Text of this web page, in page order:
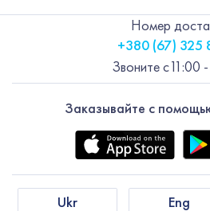
Заказывайте с
Ukr Eng
Номер
+380 (67) 325
Звоните с11:00